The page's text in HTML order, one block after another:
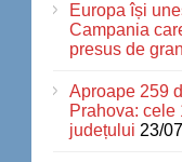
Europa își
Campania
presus de
Aproape 259
Prahova: cele
județului 23/